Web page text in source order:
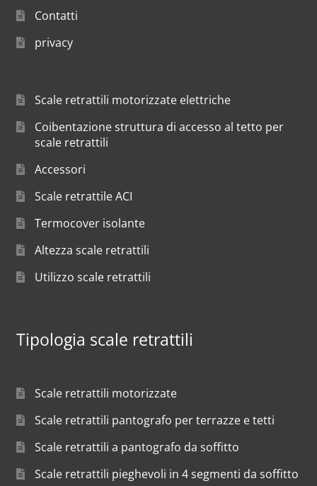
Contatti
privacy
Scale retrattili motorizzate elettriche
Coibentazione struttura di accesso al tetto per
scale retrattili
Accessori
Scale retrattile ACI
Termocover isolante
Altezza scale retrattili
Utilizzo scale retrattili
Tipologia scale retrattili
Scale retrattili motorizzate
Scale retrattili pantografo per terrazze e tetti
Scale retrattili a pantografo da soffitto
Scale retrattili pieghevoli in 4 segmenti da soffitto